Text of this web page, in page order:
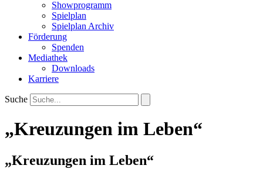
Showprogramm
Spielplan
Spielplan Archiv
Förderung
Spenden
Mediathek
Downloads
Karriere
Suche
„Kreuzungen im Leben“
„Kreuzungen im Leben“